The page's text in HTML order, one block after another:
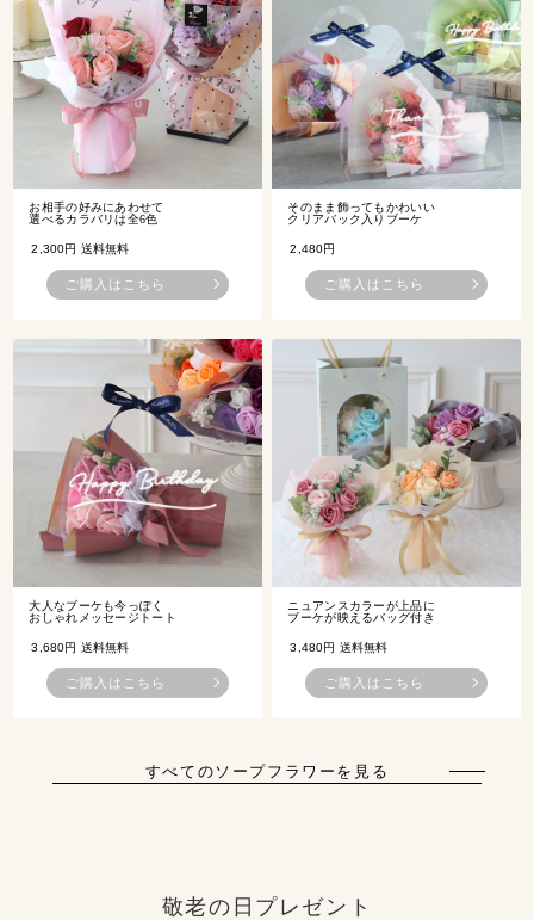
お相手の好みにあわせて
選べるカラバリは全6色
2,300円 送料無料
ご購入はこちら
そのまま飾ってもかわいい
クリアバック入りブーケ
2,480円
ご購入はこちら
大人なブーケも今っぽく
おしゃれメッセージトート
3,680円 送料無料
ご購入はこちら
ニュアンスカラーが上品に
ブーケが映えるバッグ付き
3,480円 送料無料
ご購入はこちら
すべてのソープフラワーを見る
敬老の日プレゼント